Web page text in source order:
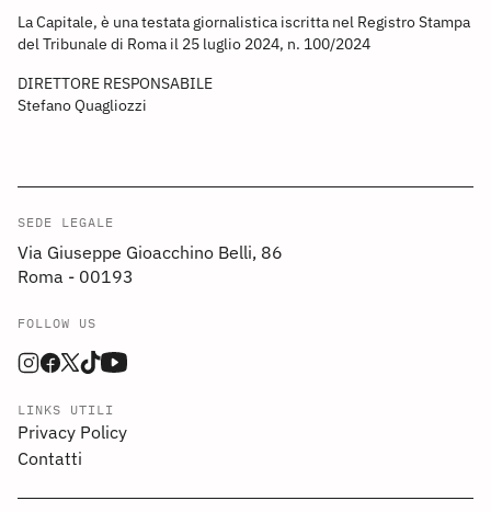
La Capitale, è una testata giornalistica iscritta nel Registro Stampa
del Tribunale di Roma il 25 luglio 2024, n. 100/2024
DIRETTORE RESPONSABILE
Stefano Quagliozzi
SEDE LEGALE
Via Giuseppe Gioacchino Belli, 86
Roma - 00193
FOLLOW US
LINKS UTILI
Privacy Policy
Contatti